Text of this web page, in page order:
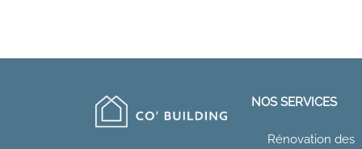
NOS SERVICES
Rénovation des